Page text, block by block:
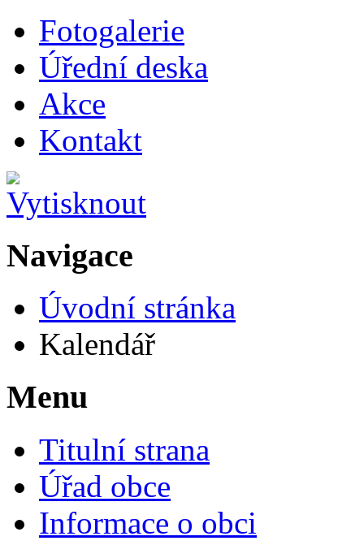
Fotogalerie
Úřední deska
Akce
Kontakt
Navigace
Úvodní stránka
Kalendář
Menu
Titulní strana
Úřad obce
Informace o obci